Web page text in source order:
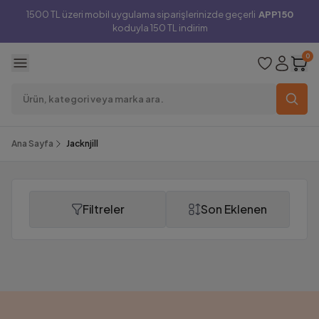
1500 TL üzeri mobil uygulama siparişlerinizde geçerli APP150
koduyla 150 TL indirim
0
Ana Sayfa Jacknjill
Filtreler Son Eklenen